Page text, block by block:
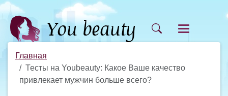
Главная
Тесты на Youbeauty: Какое Ваше качество
привлекает мужчин больше всего?